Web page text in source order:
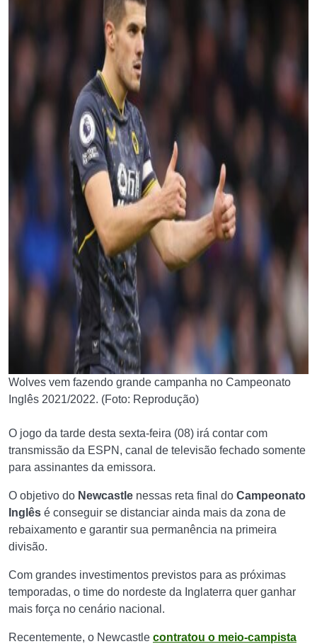
Wolves vem fazendo grande campanha no Campeonato
Inglês 2021/2022. (Foto: Reprodução)
O jogo da tarde desta sexta-feira (08) irá contar com
transmissão da ESPN, canal de televisão fechado somente
para assinantes da emissora.
O objetivo do Newcastle nessas reta final do Campeonato
Inglês é conseguir se distanciar ainda mais da zona de
rebaixamento e garantir sua permanência na primeira
divisão.
Com grandes investimentos previstos para as próximas
temporadas, o time do nordeste da Inglaterra quer ganhar
mais força no cenário nacional.
Recentemente, o Newcastle contratou o meio-campista